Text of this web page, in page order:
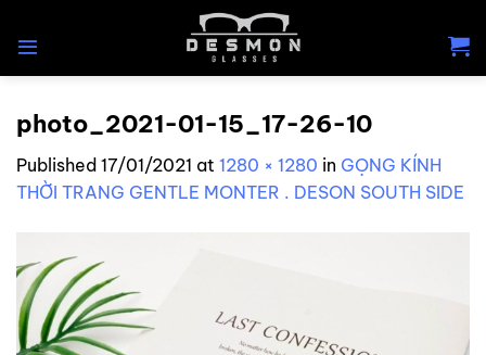
photo_2021-01-15_17-26-10
Published 17/01/2021 at 1280 × 1280 in GỌNG KÍNH
THỜI TRANG GENTLE MONTER . DESON SOUTH SIDE